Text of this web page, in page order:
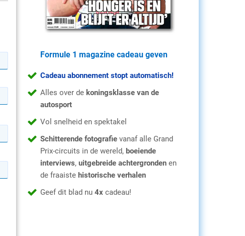
Formule 1 magazine cadeau geven
Cadeau abonnement stopt automatisch!
Alles over de koningsklasse van de
autosport
Vol snelheid en spektakel
Schitterende fotografie vanaf alle Grand
Prix-circuits in de wereld, boeiende
interviews, uitgebreide achtergronden en
de fraaiste historische verhalen
Geef dit blad nu 4x cadeau!